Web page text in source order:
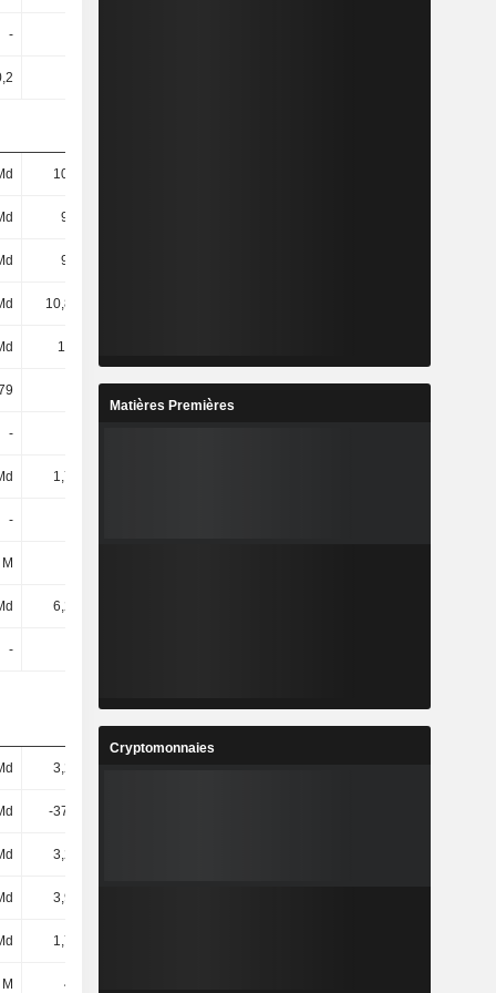
-
10,4 Md
9,1 Md
9,1 Md
10,88 Md
113 Md
18,54
-
1,75 Md
-
6,23 Md
-
3,28 Md 1,97 Md 2,01 Md
-37,78 M
3,24 Md
3,99 Md
1,77 Md
479 M
Matières Premières
Cryptomonnaies